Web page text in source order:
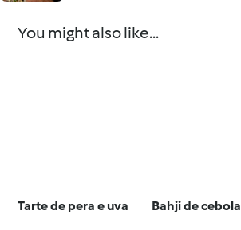
You might also like...
Tarte de pera e uva Bahji de cebola